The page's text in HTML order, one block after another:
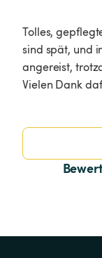
Tolles,
sind spät, und
angereist,
Vielen Dank